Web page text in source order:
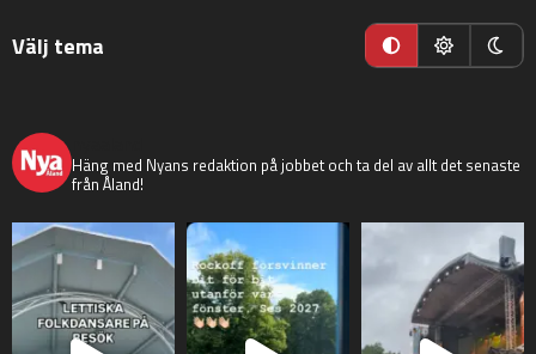
Välj tema
Häng med Nyans redaktion på jobbet och ta del av allt det senaste
från Åland!